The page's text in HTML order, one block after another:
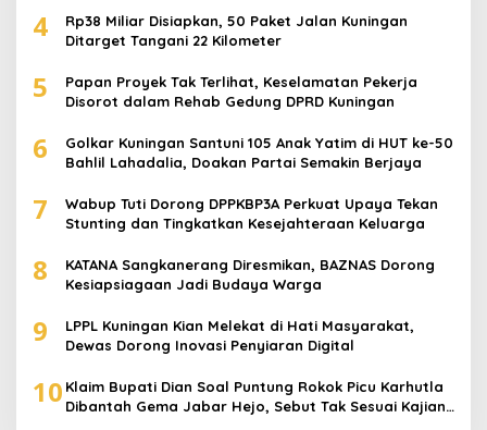
4
Rp38 Miliar Disiapkan, 50 Paket Jalan Kuningan
Ditarget Tangani 22 Kilometer
5
Papan Proyek Tak Terlihat, Keselamatan Pekerja
Disorot dalam Rehab Gedung DPRD Kuningan
6
Golkar Kuningan Santuni 105 Anak Yatim di HUT ke-50
Bahlil Lahadalia, Doakan Partai Semakin Berjaya
7
Wabup Tuti Dorong DPPKBP3A Perkuat Upaya Tekan
Stunting dan Tingkatkan Kesejahteraan Keluarga
8
KATANA Sangkanerang Diresmikan, BAZNAS Dorong
Kesiapsiagaan Jadi Budaya Warga
9
LPPL Kuningan Kian Melekat di Hati Masyarakat,
Dewas Dorong Inovasi Penyiaran Digital
10 Klaim Bupati Dian Soal Puntung Rokok Picu Karhutla
Dibantah Gema Jabar Hejo, Sebut Tak Sesuai Kajian